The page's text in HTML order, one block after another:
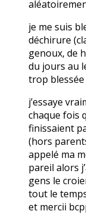
je me suis
déchirure
genoux, de
du jours au
trop blessée
j’essaye
chaque fois
finissaient
(hors
appelé ma
pareil alors
gens le
tout le
et mercii